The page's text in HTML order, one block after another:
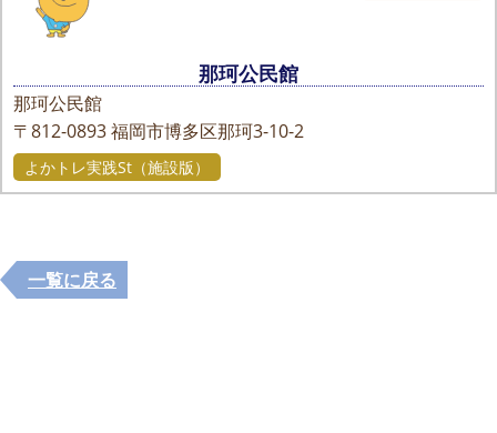
那珂公民館
那珂公民館
〒812-0893福岡市博多区那珂3-10-2
よかトレ実践St（施設版）
一覧に戻る